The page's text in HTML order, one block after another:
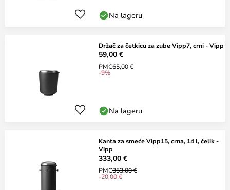
Na lageru
Držač za četkicu za zube Vipp7, crni - Vipp
59,00 €
PMC65,00 €
-9%
Na lageru
Kanta za smeće Vipp15, crna, 14 l, čelik -
Vipp
333,00 €
PMC353,00 €
-20,00 €